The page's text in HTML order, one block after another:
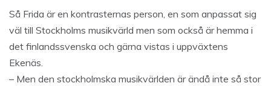
Så Frida är en kontrasternas person, en som anpassat sig
väl till Stockholms musikvärld men som också är hemma i
det finlandssvenska och gärna vistas i uppväxtens
Ekenäs.
– Men den stockholmska musikvärlden är ändå inte så stor